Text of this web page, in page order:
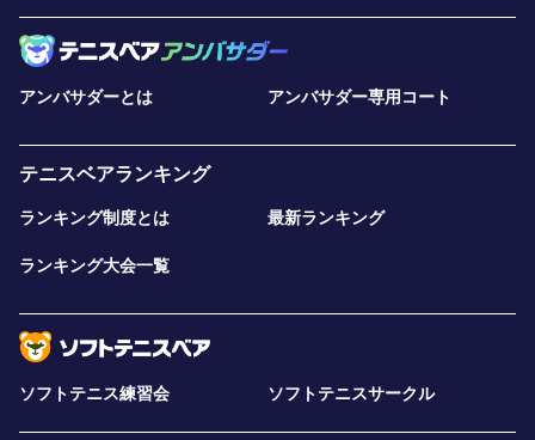
アンバサダーとは アンバサダー専用コート
テニスベアランキング
ランキング制度とは 最新ランキング
ランキング大会一覧
ソフトテニス練習会 ソフトテニスサークル